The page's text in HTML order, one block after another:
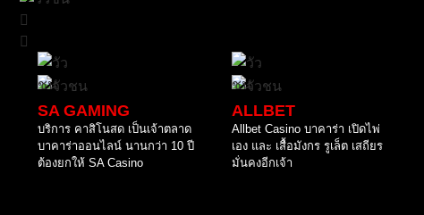
SA GAMING
บริการ คาสิโนสด เป็นเจ้าตลาด
บาคาร่าออนไลน์ นานกว่า 10 ปี
ต้องยกให้ SA Casino
ALLBET
Allbet Casino บาคาร่า เปิดไพ่
เอง และ เสื้อมังกร รูเล็ต เสถียร
มั่นคงอีกเจ้า